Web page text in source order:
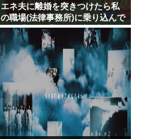
エネ夫に離婚を突きつけたら私
の職場(法律事務所)に乗り込んで
きた 堂々と「離婚の法律相談で
す。母の薦めでこちらに参りま
した」と言っているが、...